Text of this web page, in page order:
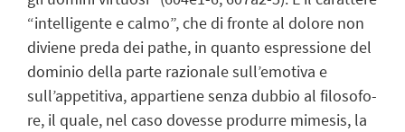
“intelligente e calmo”, che di fronte al dolore non
diviene preda dei pathe, in quanto espressione del
dominio della parte razionale sull’emotiva e
sull’appetitiva, appartiene senza dubbio al filosofo-
re, il quale, nel caso dovesse produrre mimesis, la